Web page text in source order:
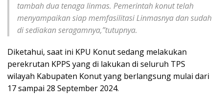
tambah dua tenaga linmas. Pemerintah konut telah
menyampaikan siap memfasilitasi Linmasnya dan sudah
di sediakan seragamnya,”tutupnya.
Diketahui, saat ini KPU Konut sedang melakukan
perekrutan KPPS yang di lakukan di seluruh TPS
wilayah Kabupaten Konut yang berlangsung mulai dari
17 sampai 28 September 2024.